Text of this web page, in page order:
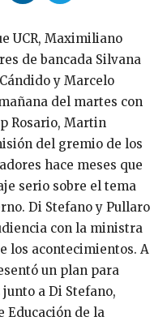
UCR, Maximiliano
de bancada Silvana
y Marcelo
del martes con
Rosario, Martin
del gremio de los
hace meses que
serio sobre el tema
Di Stefano y Pullaro
con la ministra
los acontecimientos. A
un plan para
a Di Stefano,
Educación de la